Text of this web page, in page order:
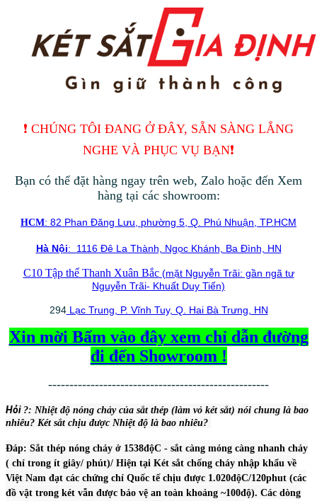
❗️ CHÚNG TÔI ĐANG Ở ĐÂY, SẴN SÀNG LẮNG
NGHE VÀ PHỤC VỤ BẠN❗️
Bạn có thể đặt hàng ngay trên web, Zalo hoặc đến Xem
hàng tại các showroom:
HCM: 82 Phan Đăng Lưu, phường 5, Q. Phú Nhuận, TP.HCM
Hà Nội: 1116 Đê La Thành, Ngọc Khánh, Ba Đình, HN
C10 Tập thể Thanh Xuân Bắc(mặt Nguyễn Trãi: gần ngã tư
Nguyễn Trãi- Khuất Duy Tiến)
294Lạc Trung, P. Vĩnh Tuy, Q. Hai Bà Trưng, HN
Xin mời Bấm vào đây xem chỉ dẫn đường
đi đến Showroom !
----------------------------------------------------
Hỏi ?: Nhiệt độ nóng chảy của sắt thép (làm vỏ két sắt) nói chung là bao
nhiêu? Két sắt chịu được Nhiệt độ là bao nhiêu?
Đáp: Sắt thép nóng chảy ở 1538độC - sắt càng mỏng càng nhanh chảy
( chỉ trong ít giây/ phút)/ Hiện tại Két sắt chống cháy nhập khẩu về
Việt Nam đạt các chứng chỉ Quốc tế chịu được 1.020độC/120phut (các
đồ vật trong két vẫn được bảo vệ an toàn khoảng ~100độ). Các dòng